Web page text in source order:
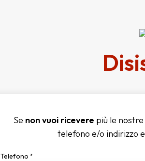
Se non vuoi ricevere più le
telefono e/o indirizzo
Telefono *